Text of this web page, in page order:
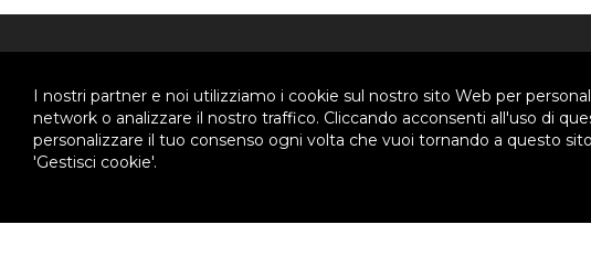
I nostri partner e noi utilizziamo i cookie sul nostro sito Web per
network o analizzare il nostro traffico. Cliccando acconsenti all'uso di
personalizzare il tuo consenso ogni volta che vuoi tornando a questo
'Gestisci cookie'.
Ispettoria Salesiana Meridionale
Chi Siamo
Organigramma